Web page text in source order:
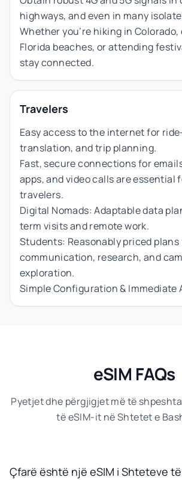
highways, and even in many
Whether you’re hiking in
Florida beaches, or attending
stay connected.
Travelers
Easy access to the internet for
translation, and trip planning.
Fast, secure connections for
apps, and video calls are essential
travelers.
Digital Nomads: Adaptable data
term visits and remote work.
Students: Reasonably priced plans
communication, research, and
exploration.
Simple Configuration & Immediate
eSIM FAQs
Pyetjet dhe përgjigjet më të
të eSIM-it në Shtetet e
Çfarë është një eSIM i Shteteve